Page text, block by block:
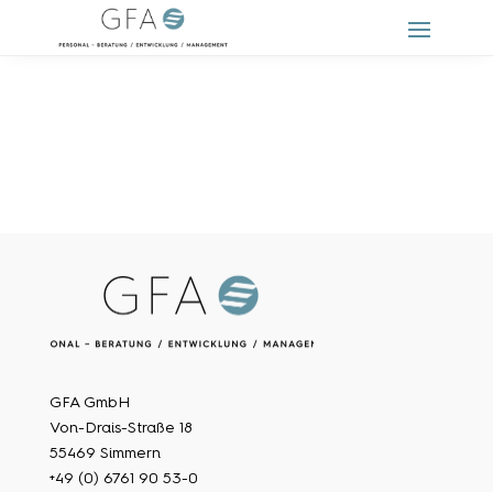
GFA GmbH
Von-Drais-Straße 18
55469 Simmern
+49 (0) 6761 90 53-0